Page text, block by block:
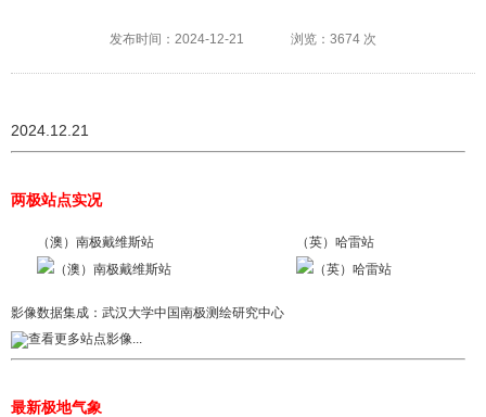
发布时间：2024-12-21 浏览：3674 次
2024.12.21
两极站点实况
（澳）南极戴维斯站 （英）哈雷站
影像数据集成： 武汉大学中国南极测绘研究中心
查看更多站点影像...
最新极地气象